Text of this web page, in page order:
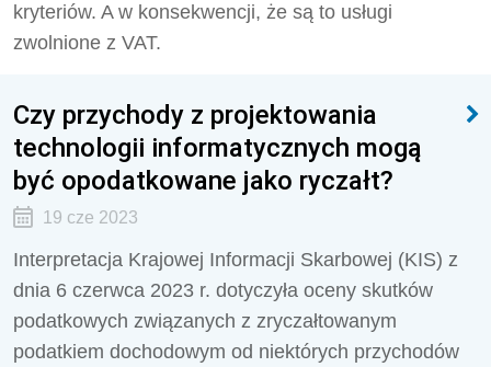
kryteriów. A w konsekwencji, że są to usługi
zwolnione z VAT.
Czy przychody z projektowania
technologii informatycznych mogą
być opodatkowane jako ryczałt?
19 cze 2023
Interpretacja Krajowej Informacji Skarbowej (KIS) z
dnia 6 czerwca 2023 r. dotyczyła oceny skutków
podatkowych związanych z zryczałtowanym
podatkiem dochodowym od niektórych przychodów